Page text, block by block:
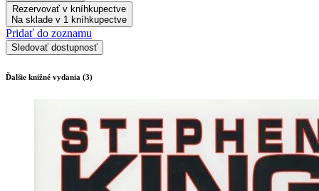
Rezervovať v kníhkupectve
Na sklade v 1 kníhkupectve
Pridať do zoznamu
Sledovať dostupnosť
Ďalšie knižné vydania (3)